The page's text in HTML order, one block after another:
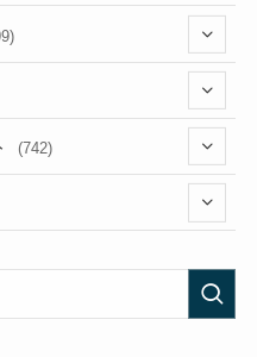
(742)